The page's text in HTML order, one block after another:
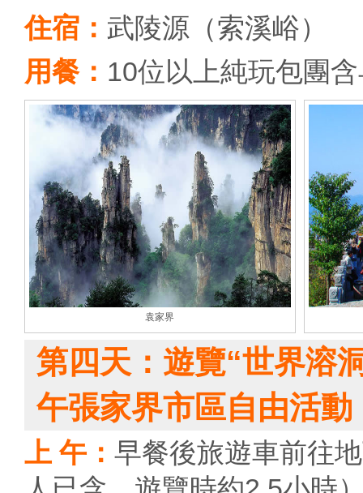
住宿： 武陵源（索溪峪）
用餐： 10位以上純玩包團
袁家界
第四天：遊覽“世界溶
午張家界市區自由活動
上 午： 早餐後旅遊車前往